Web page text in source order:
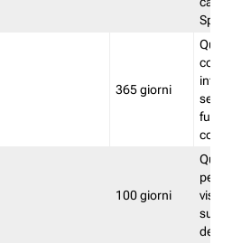
Split
365 giorni
100 giorni
su